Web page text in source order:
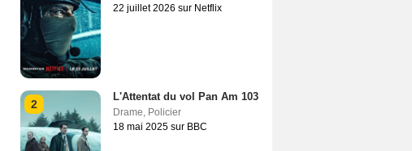
22 juillet 2026 sur Netflix
2
L'Attentat du vol Pan Am 103
Drame, Policier
18 mai 2025 sur BBC